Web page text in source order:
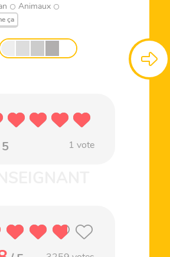
Animaux
ça
1 vote